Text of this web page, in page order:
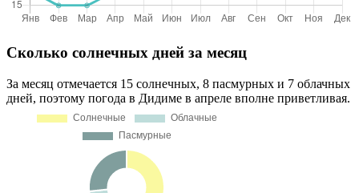
Сколько солнечных дней за месяц
За месяц отмечается 15 солнечных, 8 пасмурных и 7 облачных
дней, поэтому погода в Дидиме в апреле вполне приветливая.